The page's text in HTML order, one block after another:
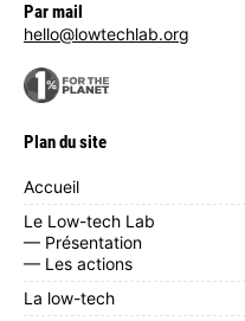
Par mail
hello@lowtechlab.org
Plan du site
Accueil
Le Low-tech Lab
— Présentation
— Les actions
La low-tech